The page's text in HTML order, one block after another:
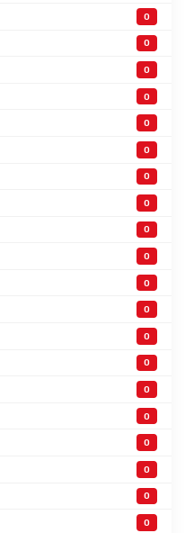
0
0
0
0
0
0
0
0
0
0
0
0
0
0
0
0
0
0
0
0